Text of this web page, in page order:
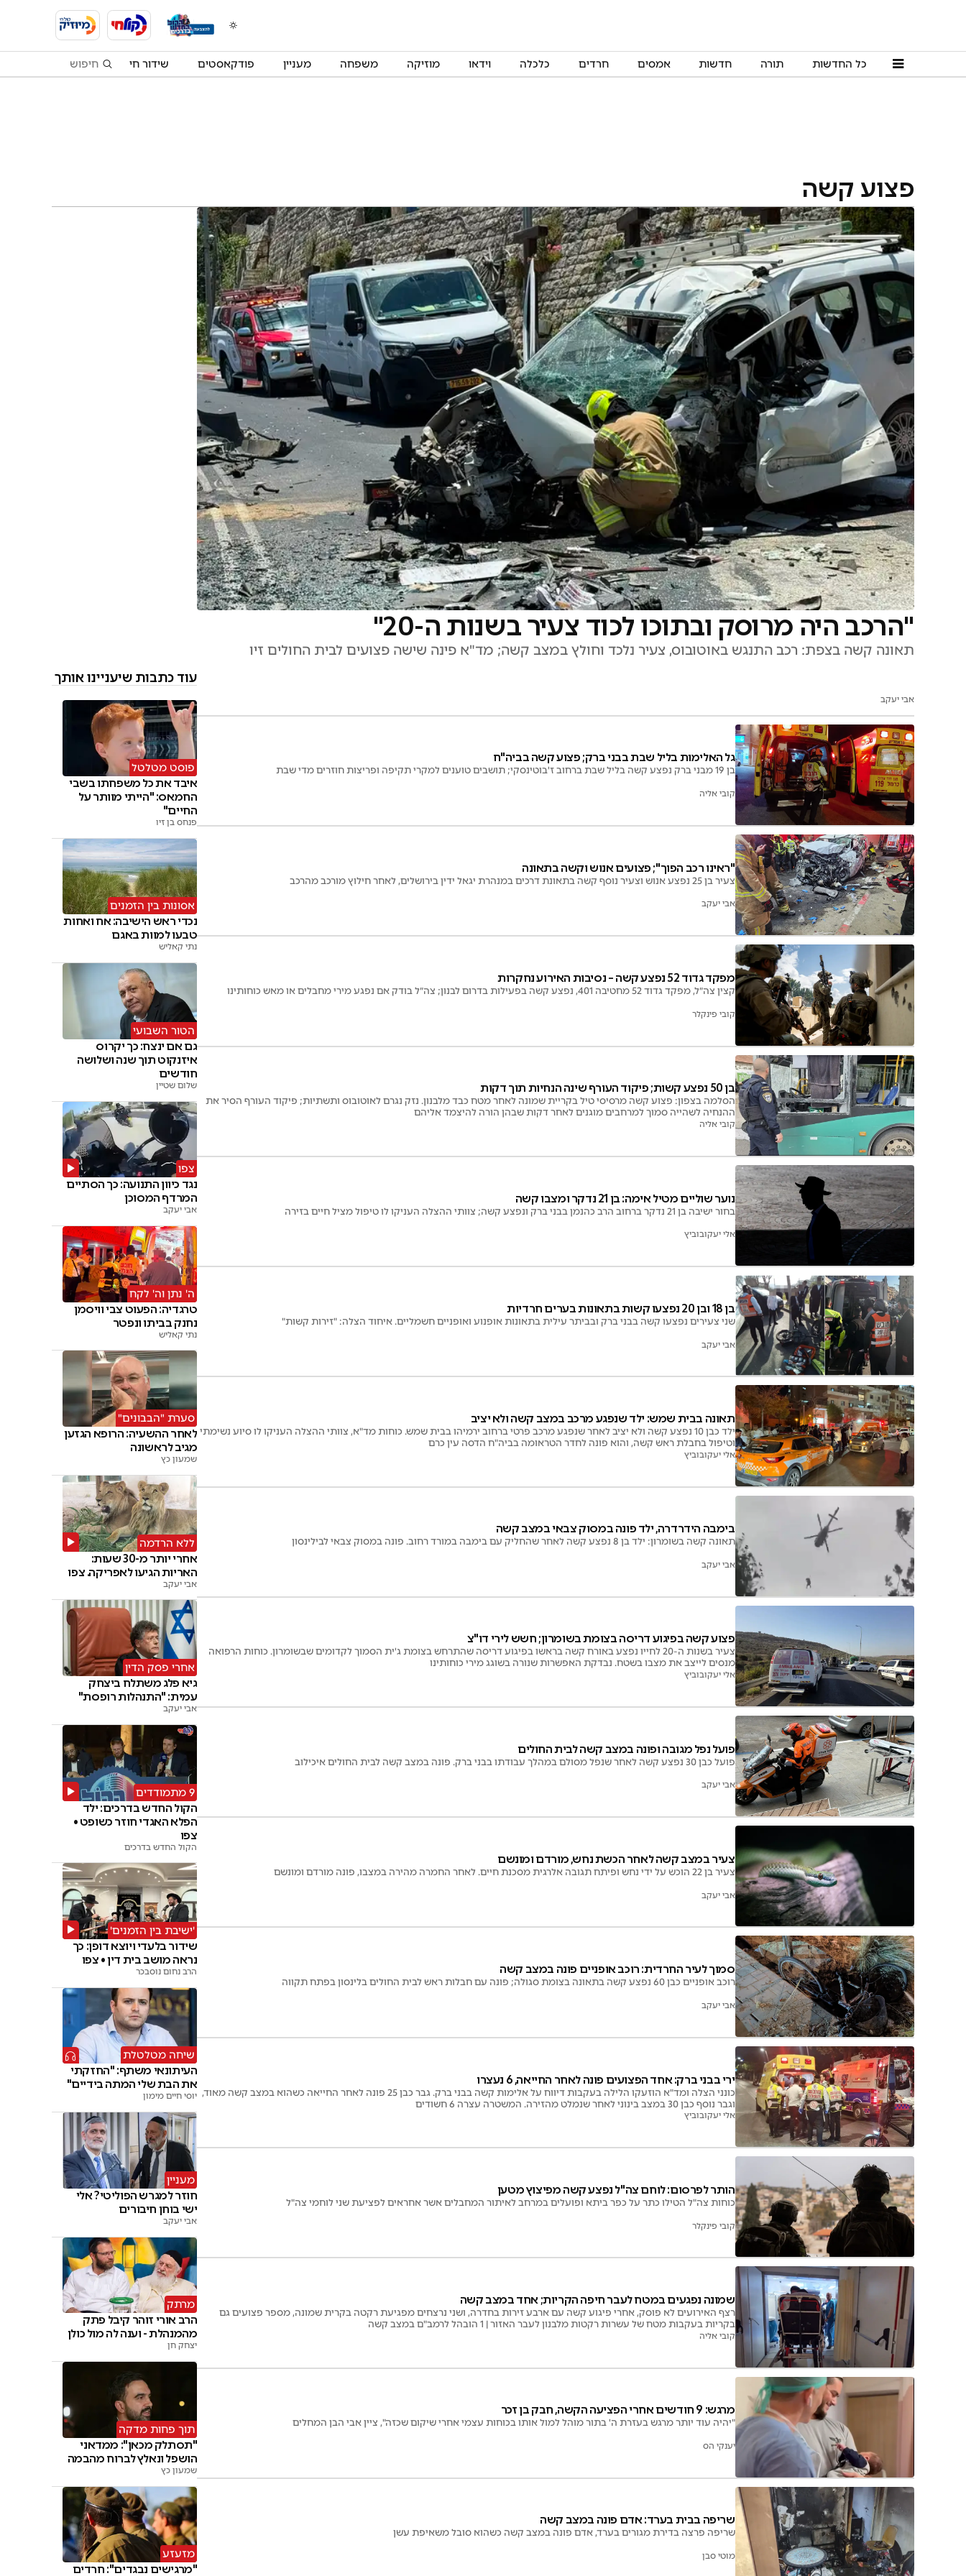
כל החדשות תורה חדשות אמסים חרדים כלכלה וידאו מוזיקה משפחה מעניין פודקאסטים שידור חי
פצוע קשה
"הרכב היה מרוסק ובתוכו לכוד צעיר בשנות ה-20"
תאונה קשה בצפת: רכב התנגש באוטובוס, צעיר נלכד וחולץ במצב קשה; מד"א פינה שישה פצועים לבית החולים זיו
אבי יעקב
גל האלימות בליל שבת בבני ברק; פצוע קשה בביה"ח
בן 19 מבני ברק נפצע קשה בליל שבת ברחוב ז'בוטינסקי; תושבים טוענים למקרי תקיפה ופריצות חוזרים מדי שבת
קובי אליה
"ראינו רכב הפוך"; פצועים אנוש וקשה בתאונה
צעיר בן 25 נפצע אנוש וצעיר נוסף קשה בתאונת דרכים במנהרת יגאל ידין בירושלים, לאחר חילוץ מורכב מהרכב
אבי יעקב
מפקד גדוד 52 נפצע קשה – נסיבות האירוע נחקרות
קצין צה״ל, מפקד גדוד 52 מחטיבה 401, נפצע קשה בפעילות בדרום לבנון; צה״ל בודק אם נפגע מירי מחבלים או מאש כוחותינו
קובי פינקלר
בן 50 נפצע קשות; פיקוד העורף שינה הנחיות תוך דקות
הסלמה בצפון: פצוע קשה מרסיסי טיל בקריית שמונה לאחר מטח כבד מלבנון. נזק נגרם לאוטובוס ותשתיות; פיקוד העורף הסיר את
ההנחיה לשהייה סמוך למרחבים מוגנים לאחר דקות שבהן הורה להיצמד אליהם
קובי אליה
נוער שוליים מטיל אימה: בן 21 נדקר ומצבו קשה
בחור ישיבה בן 21 נדקר ברחוב הרב כהנמן בבני ברק ונפצע קשה; צוותי ההצלה העניקו לו טיפול מציל חיים בזירה
אלי יעקובוביץ
בן 18 ובן 20 נפצעו קשות בתאונות בערים חרדיות
שני צעירים נפצעו קשה בבני ברק ובביתר עילית בתאונות אופנוע ואופניים חשמליים. איחוד הצלה: "זירות קשות"
אבי יעקב
תאונה בבית שמש: ילד שנפגע מרכב במצב קשה ולא יציב
ילד כבן 10 נפצע קשה ולא יציב לאחר שנפגע מרכב פרטי ברחוב ירמיהו בבית שמש. כוחות מד"א, צוותי ההצלה העניקו לו סיוע נשימתי
וטיפול בחבלת ראש קשה, והוא פונה לחדר הטראומה בביה"ח הדסה עין כרם
אלי יעקובוביץ
בימבה הידרדרה, ילד פונה במסוק צבאי במצב קשה
תאונה קשה בשומרון: ילד בן 8 נפצע קשה לאחר שהחליק עם בימבה במורד רחוב. פונה במסוק צבאי לבילינסון
אבי יעקב
פצוע קשה בפיגוע דריסה בצומת בשומרון; חשש לירי דו"צ
צעיר בשנות ה-20 לחייו נפצע באורח קשה בראשו בפיגוע דריסה שהתרחש בצומת ג'ית הסמוך לקדומים שבשומרון. כוחות הרפואה
מנסים לייצב את מצבו בשטח. נבדקת האפשרות שנורה בשוגג מירי כוחותינו
אלי יעקובוביץ
פועל נפל מגובה ופונה במצב קשה לבית החולים
פועל כבן 30 נפצע קשה לאחר שנפל מסולם במהלך עבודתו בבני ברק. פונה במצב קשה לבית החולים איכילוב
אבי יעקב
צעיר במצב קשה לאחר הכשת נחש, מורדם ומונשם
צעיר בן 22 הוכש על ידי נחש ופיתח תגובה אלרגית מסכנת חיים. לאחר החמרה מהירה במצבו, פונה מורדם ומונשם
אבי יעקב
סמוך לעיר החרדית: רוכב אופניים פונה במצב קשה
רוכב אופניים כבן 60 נפצע קשה בתאונה בצומת סגולה; פונה עם חבלות ראש לבית החולים בלינסון בפתח תקווה
אבי יעקב
ירי בבני ברק: אחד הפצועים פונה לאחר החייאה, 6 נעצרו
כונני הצלה ומד"א הוזעקו הלילה בעקבות דיווח על אלימות קשה בבני ברק. גבר כבן 25 פונה לאחר החייאה כשהוא במצב קשה מאוד,
וגבר נוסף כבן 30 במצב בינוני לאחר שנמלט מהזירה. המשטרה עצרה 6 חשודים
אלי יעקובוביץ
הותר לפרסום: לוחם צה"ל נפצע קשה מפיצוץ מטען
כוחות צה"ל הטילו כתר על כפר ביתא ופועלים במרחב לאיתור המחבלים אשר אחראים לפציעת שני לוחמי צה"ל
קובי פינקלר
שמונה נפגעים במטח לעבר חיפה הקריות; אחד במצב קשה
רצף האירועים לא פוסק, אחרי פיגוע קשה עם ארבע זירות בחדרה, ושני נרצחים מפגיעת רקטה בקרית שמונה, מספר פצועים גם
בקריות בעקבות מטח של עשרות רקטות מלבנון לעבר האזור | 1 הובהל לרמב"ם במצב קשה
קובי אליה
מרגש: 9 חודשים אחרי הפציעה הקשה, חבק בן זכר
"יהיה עוד יותר מרגש בעזרת ה' בתור מוהל למול אותו בכוחות עצמי אחרי שיקום שכזה", ציין אבי הבן המחלים
יענקי הס
שריפה בבית בערד: אדם פונה במצב קשה
שריפה פרצה בדירת מגורים בערד, אדם פונה במצב קשה כשהוא סובל משאיפת עשן
מוטי סבן
עוד כתבות שיעניינו אותך
פוסט מטלטל
איבד את כל משפחתו בשבי
החמאס: "הייתי מוותר על
החיים"
פנחס בן זיו
אסונות בין הזמנים
נכדי ראש הישיבה: אח ואחות
טבעו למוות באגם
נתי קאליש
הטור השבועי
גם אם ינצח: כך יקרוס
איזנקוט תוך שנה ושלושה
חודשים
שלום שטיין
צפו
נגד כיוון התנועה: כך הסתיים
המרדף המסוכן
אבי יעקב
ה' נתן וה' לקח
טרגדיה: הפעוט צבי וויסמן
נחנק בביתו ונפטר
נתי קאליש
סערת "הבבונים"
לאחר ההשעיה: הרופא הגזען
מגיב לראשונה
שמעון כץ
ללא הרדמה
אחרי יותר מ-30 שעות:
האריות הגיעו לאפריקה. צפו
אבי יעקב
אחרי פסק הדין
גיא פלג משתלח ביצחק
עמית: "התנהלות רופסת"
אבי יעקב
9 מתמודדים
הקול החדש בדרכים: ילד
הפלא האגדי חוזר כשופט •
צפו
הקול החדש בדרכים
'ישיבת בין הזמנים'
שידור בלעדי ויוצא דופן: כך
נראה מושב בית דין • צפו
הרב נחום נוסבכר
שיחה מטלטלת
העיתונאי משתף: "החזקתי
את הבת שלי המתה בידיים"
יוסי חיים מימון
מעניין
חוזר למגרש הפוליטי? אלי
ישי בוחן חיבורים
אבי יעקב
מרתק
הרב אורי זוהר קיבל פתק
מהמנהלת - וענה לה מול כולן
יצחק חן
תוך פחות מדקה
"תסתלק מכאן": ממדאני
הושפל ונאלץ לברוח מהבמה
שמעון כץ
מזעזע
"מרגישים נבגדים": חרדים